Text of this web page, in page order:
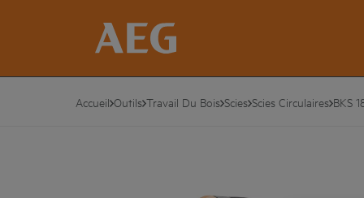
Accueil Outils Travail Du Bois Scies Scies Circulaires BKS